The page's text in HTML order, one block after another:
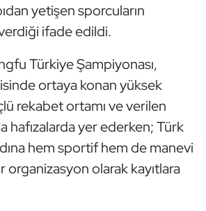
yetişen sporcuların
ifade edildi.
Türkiye Şampiyonası,
ortaya konan yüksek
rekabet ortamı ve verilen
hafızalarda yer ederken; Türk
hem sportif hem de manevi
organizasyon olarak kayıtlara